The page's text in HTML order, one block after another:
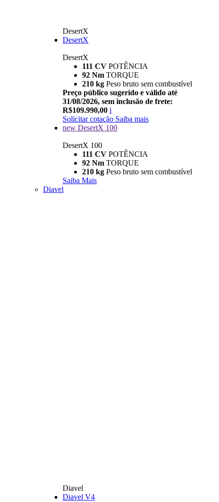
DesertX
DesertX
DesertX
111 CV POTÊNCIA
92 Nm TORQUE
210 kg Peso bruto sem combustível
Preço público sugerido e válido até
31/08/2026, sem inclusão de frete:
R$109.990,00 i
Solicitar cotação Saiba mais
new DesertX 100
DesertX 100
111 CV POTÊNCIA
92 Nm TORQUE
210 kg Peso bruto sem combustível
Saiba Mais
Diavel
Diavel
Diavel V4